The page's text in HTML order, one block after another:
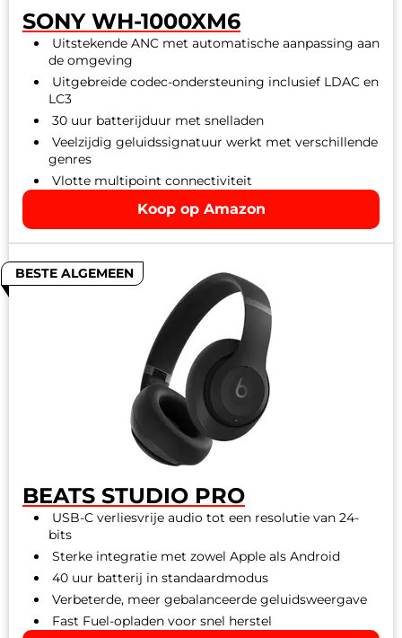
SONY WH-1000XM6
Uitstekende ANC met automatische aanpassing aan
de omgeving
Uitgebreide codec-ondersteuning inclusief LDAC en
LC3
30 uur batterijduur met snelladen
Veelzijdig geluidssignatuur werkt met verschillende
genres
Vlotte multipoint connectiviteit
Koop op Amazon
BESTE ALGEMEEN
BEATS STUDIO PRO
USB-C verliesvrije audio tot een resolutie van 24-
bits
Sterke integratie met zowel Apple als Android
40 uur batterij in standaardmodus
Verbeterde, meer gebalanceerde geluidsweergave
Fast Fuel-opladen voor snel herstel